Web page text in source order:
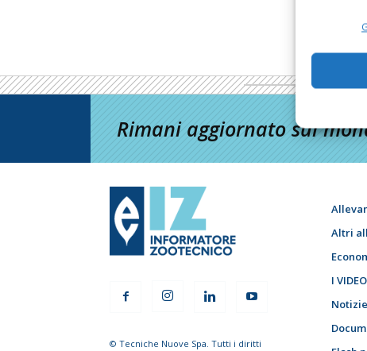
Rimani aggiornato sul
© Tecniche Nuove Spa. Tutti i diritti
Altri
I